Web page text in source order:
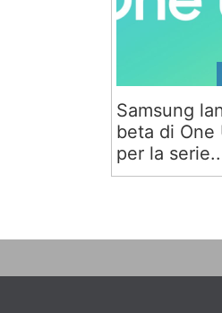
Samsung
beta di One
per la